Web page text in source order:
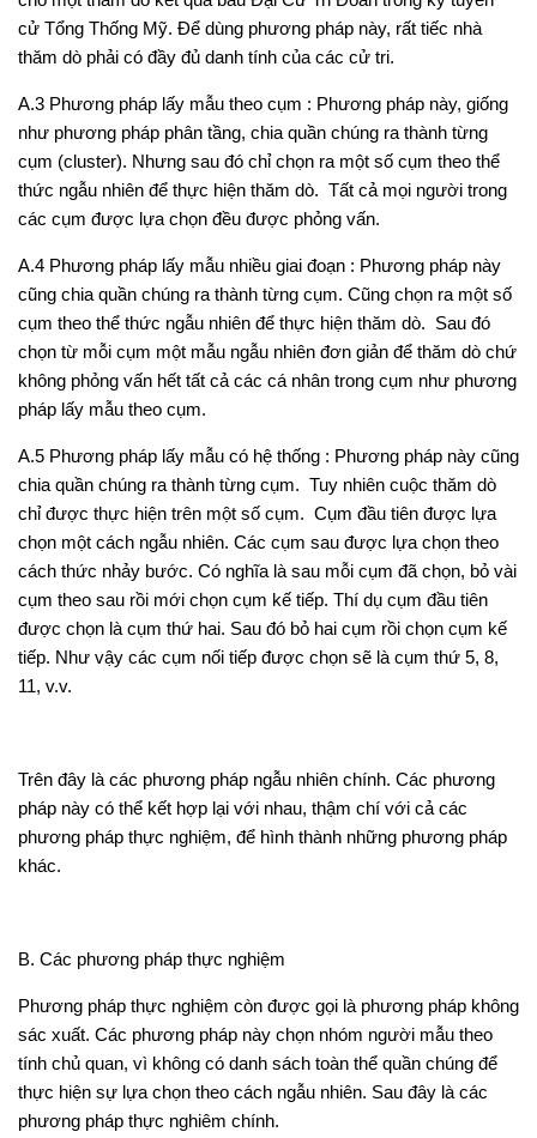
cử Tổng Thống Mỹ. Để dùng phương pháp này, rất tiếc nhà
thăm dò phải có đầy đủ danh tính của các cử tri.
A.3 Phương pháp lấy mẫu theo cụm : Phương pháp này, giống
như phương pháp phân tầng, chia quần chúng ra thành từng
cụm (cluster). Nhưng sau đó chỉ chọn ra một số cụm theo thể
thức ngẫu nhiên để thực hiện thăm dò. Tất cả mọi người trong
các cụm được lựa chọn đều được phỏng vấn.
A.4 Phương pháp lấy mẫu nhiều giai đoạn : Phương pháp này
cũng chia quần chúng ra thành từng cụm. Cũng chọn ra một số
cụm theo thể thức ngẫu nhiên để thực hiện thăm dò. Sau đó
chọn từ mỗi cụm một mẫu ngẫu nhiên đơn giản để thăm dò chứ
không phỏng vấn hết tất cả các cá nhân trong cụm như phương
pháp lấy mẫu theo cụm.
A.5 Phương pháp lấy mẫu có hệ thống : Phương pháp này cũng
chia quần chúng ra thành từng cụm. Tuy nhiên cuộc thăm dò
chỉ được thực hiện trên một số cụm. Cụm đầu tiên được lựa
chọn một cách ngẫu nhiên. Các cụm sau được lựa chọn theo
cách thức nhảy bước. Có nghĩa là sau mỗi cụm đã chọn, bỏ vài
cụm theo sau rồi mới chọn cụm kế tiếp. Thí dụ cụm đầu tiên
được chọn là cụm thứ hai. Sau đó bỏ hai cụm rồi chọn cụm kế
tiếp. Như vậy các cụm nối tiếp được chọn sẽ là cụm thứ 5, 8,
11, v.v.
Trên đây là các phương pháp ngẫu nhiên chính. Các phương
pháp này có thể kết hợp lại với nhau, thậm chí với cả các
phương pháp thực nghiệm, để hình thành những phương pháp
khác.
B. Các phương pháp thực nghiệm
Phương pháp thực nghiệm còn được gọi là phương pháp không
sác xuất. Các phương pháp này chọn nhóm người mẫu theo
tính chủ quan, vì không có danh sách toàn thể quần chúng để
thực hiện sự lựa chọn theo cách ngẫu nhiên. Sau đây là các
phương pháp thực nghiêm chính.